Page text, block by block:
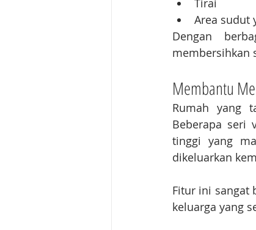
Tirai
Area sudut
Dengan
membersihkan
Membantu
Rumah yang
Beberapa seri
tinggi yang
dikeluarkan
Fitur ini sangat
keluarga yang